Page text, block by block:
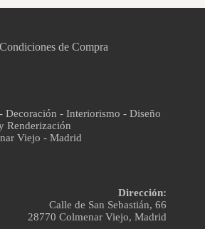
de Compra
Decoración - Interiorismo - Diseño
Renderización
Viejo - Madrid
Dirección:
Calle de San Sebastián, 66
28770 Colmenar Viejo, Madrid
· En línea